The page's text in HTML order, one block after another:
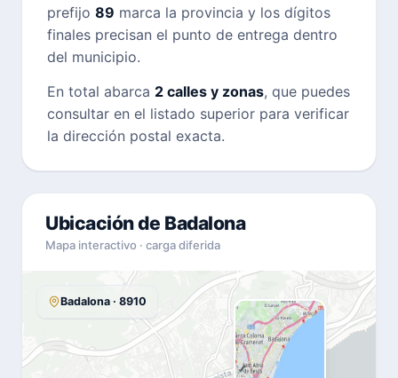
prefijo 89 marca la provincia y los dígitos
finales precisan el punto de entrega dentro
del municipio.
En total abarca 2 calles y zonas, que puedes
consultar en el listado superior para verificar
la dirección postal exacta.
Ubicación de Badalona
Mapa interactivo · carga diferida
Badalona · 8910